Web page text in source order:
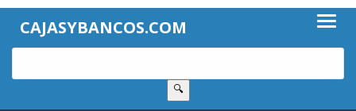
CAJASYBANCOS.COM
🔍